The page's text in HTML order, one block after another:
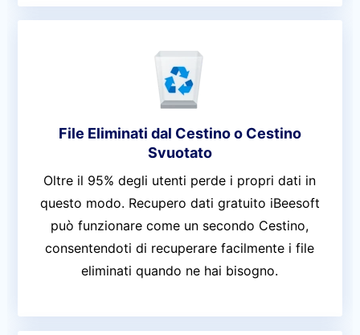
File Eliminati dal Cestino o Cestino
Svuotato
Oltre il 95% degli utenti perde i propri dati in
questo modo. Recupero dati gratuito iBeesoft
può funzionare come un secondo Cestino,
consentendoti di recuperare facilmente i file
eliminati quando ne hai bisogno.